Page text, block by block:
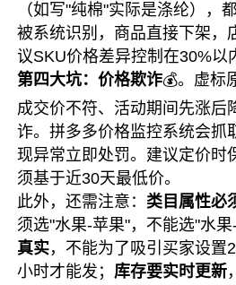
（如写"纯棉"实际是涤纶），
被系统识别，商品直接下架，
议SKU价格差异控制在30%以
第四大坑：价格欺诈💰。虚标
成交价不符、活动期间先涨后
诈。拼多多价格监控系统会抓
现异常立即处罚。建议定价时
须基于近30天最低价。
此外，还需注意：类目属性必
须选"水果-苹果"，不能选"水
真实，不能为了吸引买家设置
小时才能发； 库存要实时更新